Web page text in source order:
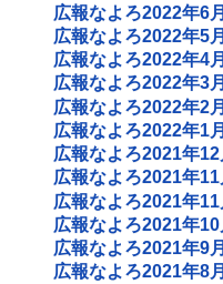
広報なよろ2022年6
広報なよろ2022年5
広報なよろ2022年4
広報なよろ2022年3
広報なよろ2022年2
広報なよろ2022年1
広報なよろ2021年12
広報なよろ2021年11
広報なよろ2021年11
広報なよろ2021年10
広報なよろ2021年9
広報なよろ2021年8